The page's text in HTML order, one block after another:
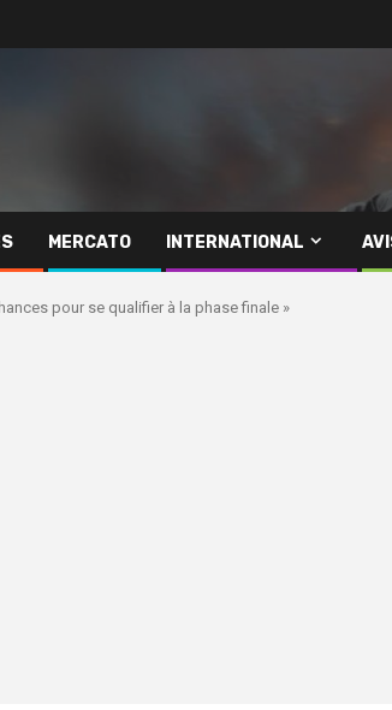
MERCATO INTERNATIONAL
pour se qualifier à la phase finale »